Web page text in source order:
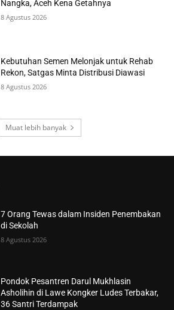
Nangka, Aceh Kena Getahnya
8 Agustus 2026
Kebutuhan Semen Melonjak untuk Rehab
Rekon, Satgas Minta Distribusi Diawasi
8 Agustus 2026
Muat lebih banyak
7 Orang Tewas dalam Insiden Penembakan
di Sekolah
8 Agustus 2026
Pondok Pesantren Darul Mukhlasin
Asholihin di Lawe Kongker Ludes Terbakar,
36 Santri Terdampak